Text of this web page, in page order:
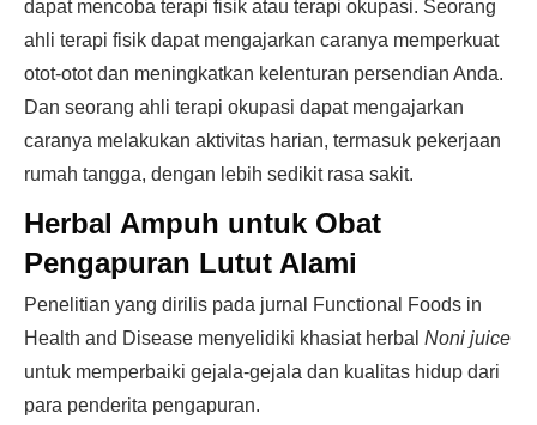
dapat mencoba terapi fisik atau terapi okupasi. Seorang
ahli terapi fisik dapat mengajarkan caranya memperkuat
otot-otot dan meningkatkan kelenturan persendian Anda.
Dan seorang ahli terapi okupasi dapat mengajarkan
caranya melakukan aktivitas harian, termasuk pekerjaan
rumah tangga, dengan lebih sedikit rasa sakit.
Herbal Ampuh untuk Obat
Pengapuran Lutut Alami
Penelitian yang dirilis pada jurnal Functional Foods in
Health and Disease menyelidiki khasiat herbal Noni juice
untuk memperbaiki gejala-gejala dan kualitas hidup dari
para penderita pengapuran.